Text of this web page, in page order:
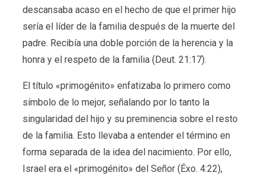
descansaba acaso en el hecho de que el primer hijo
sería el líder de la familia después de la muerte del
padre. Recibía una doble porción de la herencia y la
honra y el respeto de la familia (Deut. 21:17).
El título «primogénito» enfatizaba lo primero como
símbolo de lo mejor, señalando por lo tanto la
singularidad del hijo y su preminencia sobre el resto
de la familia. Esto llevaba a entender el término en
forma separada de la idea del nacimiento. Por ello,
Israel era el «primogénito» del Señor (Éxo. 4:22),